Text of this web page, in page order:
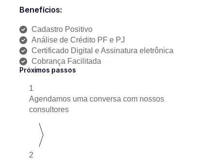
Benefícios:
Cadastro Positivo
Análise de Crédito PF e PJ
Certificado Digital e Assinatura eletrônica
Cobrança Facilitada
Próximos passos
1
Agendamos uma conversa com nossos
consultores
2